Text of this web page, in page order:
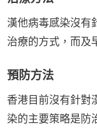
漢他病毒感染沒有
治療的方式，而及
預防方法
香港目前沒有針對
染的主要策略是防